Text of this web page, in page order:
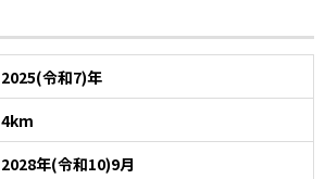
2025(令和7)年
4km
2028年(令和10)9月